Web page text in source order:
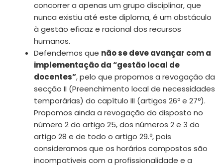
concorrer a apenas um grupo disciplinar, que
nunca existiu até este diploma, é um obstáculo
à gestão eficaz e racional dos recursos
humanos.
Defendemos que não se deve avançar com a
implementação da “gestão local de
docentes”, pelo que propomos a revogação da
secção II (Preenchimento local de necessidades
temporárias) do capítulo III (artigos 26º e 27º).
Propomos ainda a revogação do disposto no
número 2 do artigo 25, dos números 2 e 3 do
artigo 28 e de todo o artigo 29.º, pois
consideramos que os horários compostos são
incompatíveis com a profissionalidade e a